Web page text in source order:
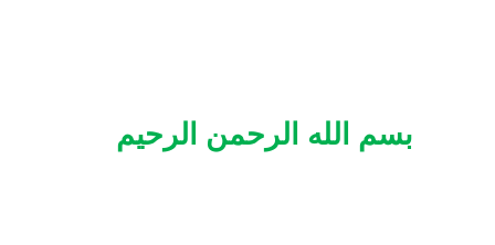
بسم الله الرحمن الرحيم